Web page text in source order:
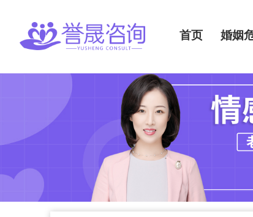
首页 婚姻